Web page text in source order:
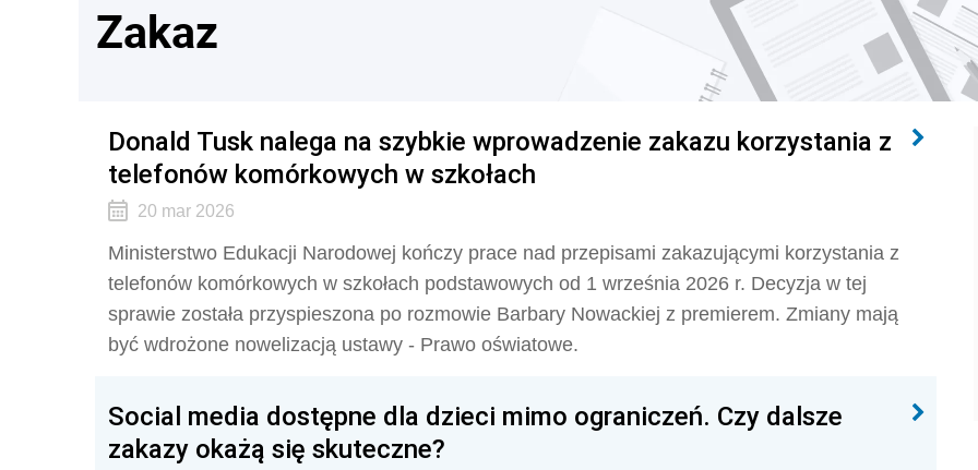
Zakaz
Donald Tusk nalega na szybkie wprowadzenie zakazu korzystania z
telefonów komórkowych w szkołach
20 mar 2026
Ministerstwo Edukacji Narodowej kończy prace nad przepisami zakazującymi korzystania z
telefonów komórkowych w szkołach podstawowych od 1 września 2026 r. Decyzja w tej
sprawie została przyspieszona po rozmowie Barbary Nowackiej z premierem. Zmiany mają
być wdrożone nowelizacją ustawy - Prawo oświatowe.
Social media dostępne dla dzieci mimo ograniczeń. Czy dalsze
zakazy okażą się skuteczne?